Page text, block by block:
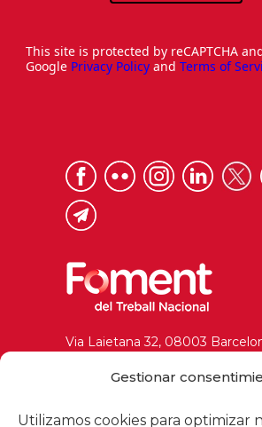
Gestionar
Utilizamos cookies para optimizar
This site is protected by reCAPTCHA
Google Privacy Policy and Terms of
Via Laietana 32, 08003